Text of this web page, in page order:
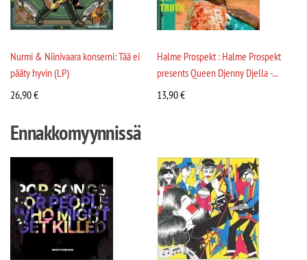
Nurmi & Niinivaara konserni: Tää ei
pääty hyvin (LP)
26,90€
Halme Prospekt : Halme Prospekt
presents Queen Djenny Djella -...
13,90€
Ennakkomyynnissä